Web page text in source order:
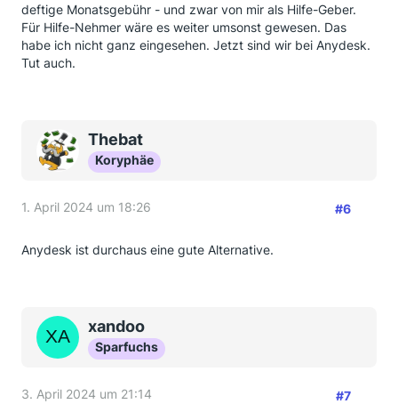
deftige Monatsgebühr - und zwar von mir als Hilfe-Geber.
Für Hilfe-Nehmer wäre es weiter umsonst gewesen. Das
habe ich nicht ganz eingesehen. Jetzt sind wir bei Anydesk.
Tut auch.
Thebat
Koryphäe
1. April 2024 um 18:26 #6
Anydesk ist durchaus eine gute Alternative.
xandoo
Sparfuchs
3. April 2024 um 21:14 #7